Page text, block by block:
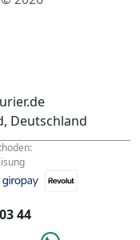
Deutschland